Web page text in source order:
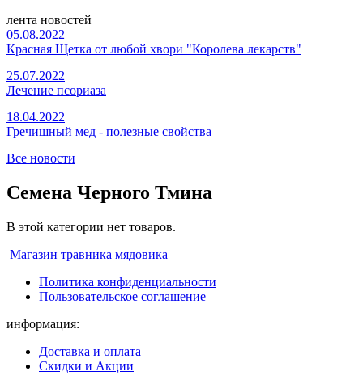
лента новостей
05.08.2022
Красная Щетка от любой хвори "Королева лекарств"
25.07.2022
Лечение псориаза
18.04.2022
Гречишный мед - полезные свойства
Все новости
Семена Черного Тмина
В этой категории нет товаров.
Магазин травника мядовика
Политика конфиденциальности
Пользовательское соглашение
информация:
Доставка и оплата
Скидки и Акции